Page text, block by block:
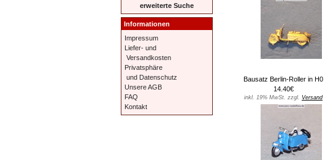
Bausatz Berlin-Roller in H0
14.40€
inkl. 19% MwSt. zzgl. Versand
erweiterte Suche
Informationen
Impressum
Liefer- und
Versandkosten
Privatsphäre
und Datenschutz
Unsere AGB
FAQ
Kontakt